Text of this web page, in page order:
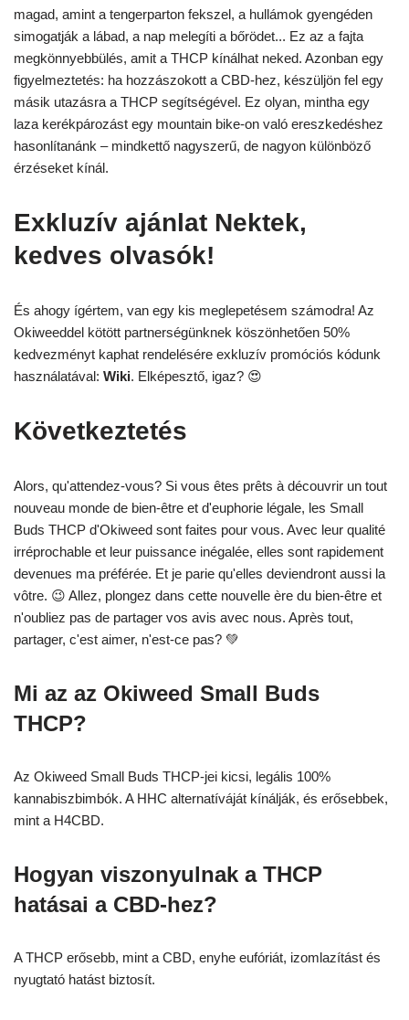
magad, amint a tengerparton fekszel, a hullámok gyengéden
simogatják a lábad, a nap melegíti a bőrödet... Ez az a fajta
megkönnyebbülés, amit a THCP kínálhat neked. Azonban egy
figyelmeztetés: ha hozzászokott a CBD-hez, készüljön fel egy
másik utazásra a THCP segítségével. Ez olyan, mintha egy
laza kerékpározást egy mountain bike-on való ereszkedéshez
hasonlítanánk – mindkettő nagyszerű, de nagyon különböző
érzéseket kínál.
Exkluzív ajánlat Nektek,
kedves olvasók!
És ahogy ígértem, van egy kis meglepetésem számodra! Az
Okiweeddel kötött partnerségünknek köszönhetően 50%
kedvezményt kaphat rendelésére exkluzív promóciós kódunk
használatával: Wiki. Elképesztő, igaz? 😍
Következtetés
Alors, qu'attendez-vous? Si vous êtes prêts à découvrir un tout
nouveau monde de bien-être et d'euphorie légale, les Small
Buds THCP d'Okiweed sont faites pour vous. Avec leur qualité
irréprochable et leur puissance inégalée, elles sont rapidement
devenues ma préférée. Et je parie qu'elles deviendront aussi la
vôtre. 😉 Allez, plongez dans cette nouvelle ère du bien-être et
n'oubliez pas de partager vos avis avec nous. Après tout,
partager, c'est aimer, n'est-ce pas? 💚
Mi az az Okiweed Small Buds
THCP?
Az Okiweed Small Buds THCP-jei kicsi, legális 100%
kannabiszbimbók. A HHC alternatíváját kínálják, és erősebbek,
mint a H4CBD.
Hogyan viszonyulnak a THCP
hatásai a CBD-hez?
A THCP erősebb, mint a CBD, enyhe eufóriát, izomlazítást és
nyugtató hatást biztosít.